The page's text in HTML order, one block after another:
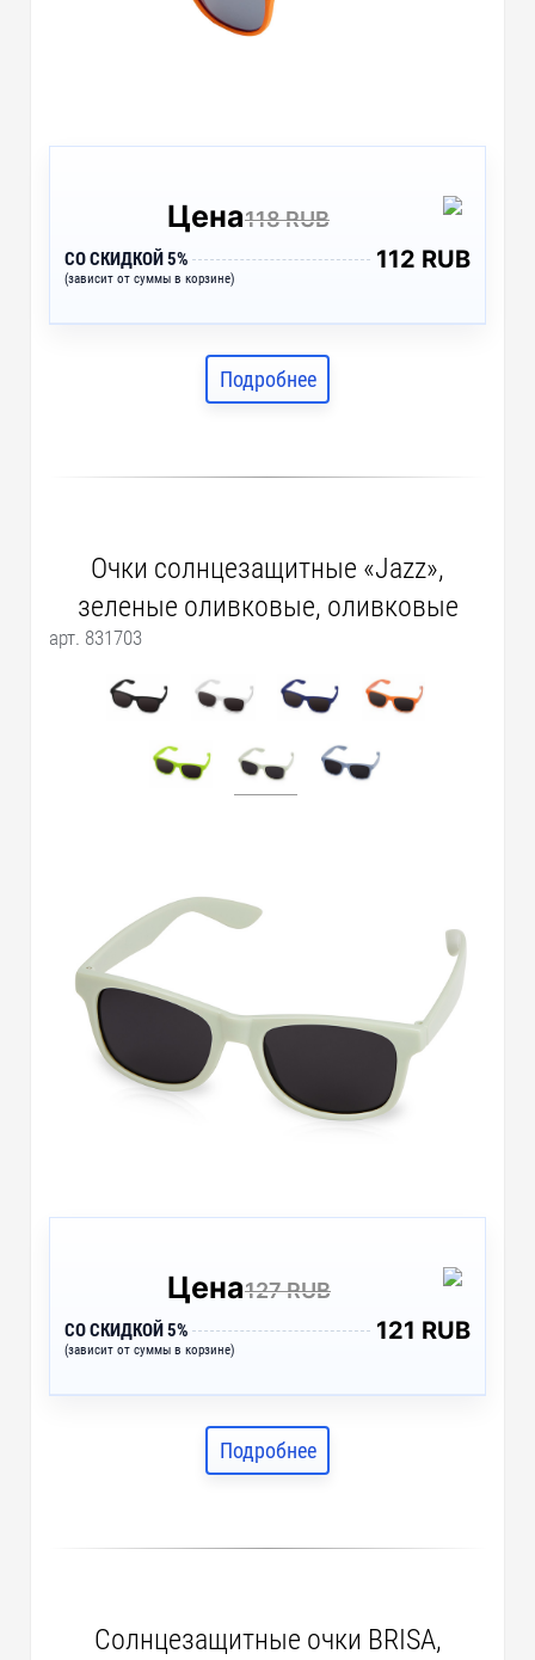
Цена118 RUB
СО СКИДКОЙ 5%
(зависит от суммы в корзине)
112 RUB
Подробнее
Очки солнцезащитные «Jazz»,
зеленые оливковые, оливковые
арт. 831703
Цена127 RUB
СО СКИДКОЙ 5%
(зависит от суммы в корзине)
121 RUB
Подробнее
Солнцезащитные очки BRISA,